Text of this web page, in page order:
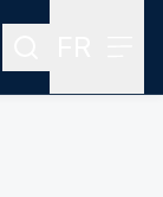
Rechercher